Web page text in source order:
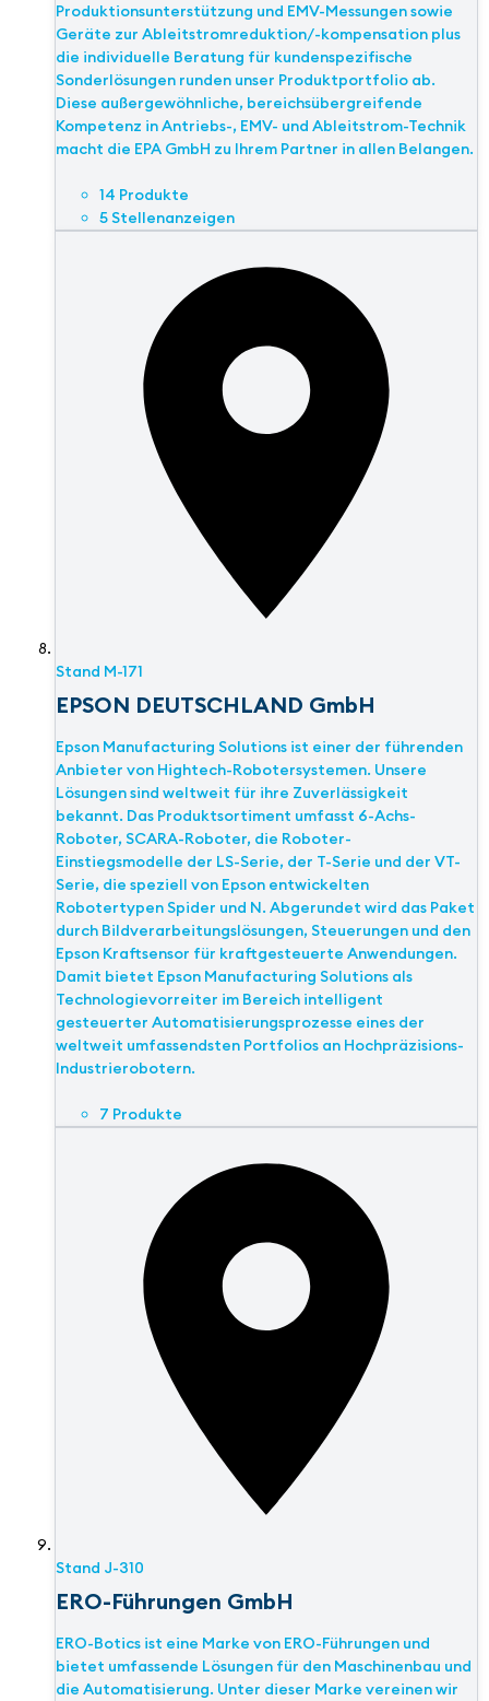
Produktionsunterstützung und EMV-Messungen sowie
Geräte zur Ableitstromreduktion/-kompensation plus
die individuelle Beratung für kundenspezifische
Sonderlösungen runden unser Produktportfolio ab.
Diese außergewöhnliche, bereichsübergreifende
Kompetenz in Antriebs-, EMV- und Ableitstrom-Technik
macht die EPA GmbH zu Ihrem Partner in allen Belangen.
14 Produkte
5 Stellenanzeigen
Stand M-171
EPSON DEUTSCHLAND GmbH
Epson Manufacturing Solutions ist einer der führenden
Anbieter von Hightech-Robotersystemen. Unsere
Lösungen sind weltweit für ihre Zuverlässigkeit
bekannt. Das Produktsortiment umfasst 6-Achs-
Roboter, SCARA-Roboter, die Roboter-
Einstiegsmodelle der LS-Serie, der T-Serie und der VT-
Serie, die speziell von Epson entwickelten
Robotertypen Spider und N. Abgerundet wird das Paket
durch Bildverarbeitungslösungen, Steuerungen und den
Epson Kraftsensor für kraftgesteuerte Anwendungen.
Damit bietet Epson Manufacturing Solutions als
Technologievorreiter im Bereich intelligent
gesteuerter Automatisierungsprozesse eines der
weltweit umfassendsten Portfolios an Hochpräzisions-
Industrierobotern.
7 Produkte
Stand J-310
ERO-Führungen GmbH
ERO-Botics ist eine Marke von ERO-Führungen und
bietet umfassende Lösungen für den Maschinenbau und
die Automatisierung. Unter dieser Marke vereinen wir